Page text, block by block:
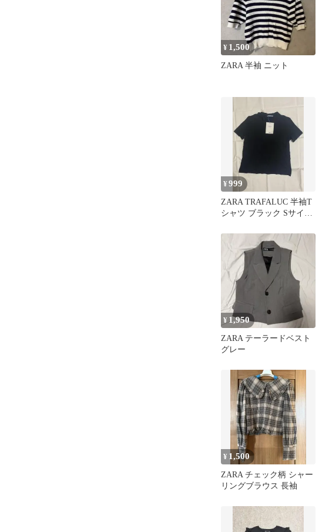
¥ 1,500
ZARA 半袖 ニット
¥999
ZARA TRAFALUC 半袖T
シャツ ブラック Sサイズ
¥ 1,950
ZARA テーラードベスト
グレー
¥ 1,500
ZARA チェック柄 シャー
リングブラウス 長袖